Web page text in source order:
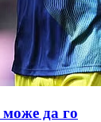
да го